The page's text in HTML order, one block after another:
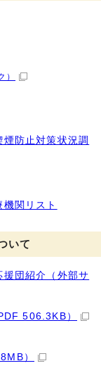
）
防止対策状況調
関リスト
いて
団紹介（外部サ
506.3KB）
）